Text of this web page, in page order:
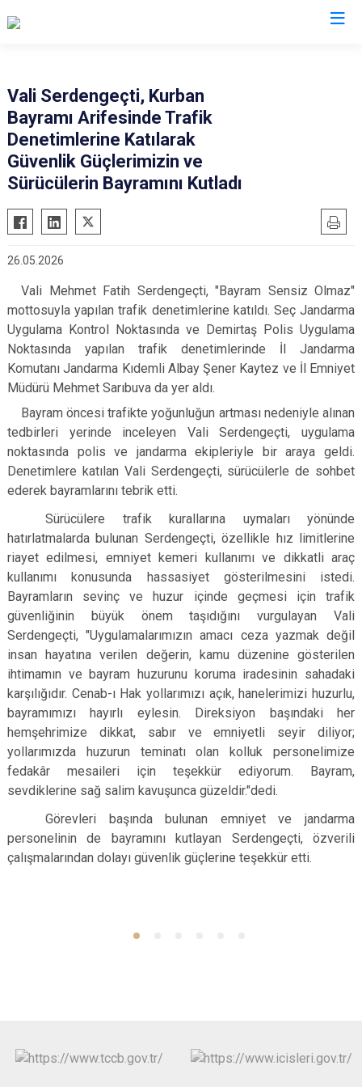
Vali Serdengeçti, Kurban
Bayramı Arifesinde Trafik
Denetimlerine Katılarak
Güvenlik Güçlerimizin ve
Sürücülerin Bayramını Kutladı
26.05.2026
Vali Mehmet Fatih Serdengeçti, "Bayram Sensiz Olmaz"
mottosuyla yapılan trafik denetimlerine katıldı. Seç Jandarma
Uygulama Kontrol Noktasında ve Demirtaş Polis Uygulama
Noktasında yapılan trafik denetimlerinde İl Jandarma
Komutanı Jandarma Kıdemli Albay Şener Kaytez ve İl Emniyet
Müdürü Mehmet Sarıbuva da yer aldı.
Bayram öncesi trafikte yoğunluğun artması nedeniyle alınan
tedbirleri yerinde inceleyen Vali Serdengeçti, uygulama
noktasında polis ve jandarma ekipleriyle bir araya geldi.
Denetimlere katılan Vali Serdengeçti, sürücülerle de sohbet
ederek bayramlarını tebrik etti.
Sürücülere trafik kurallarına uymaları yönünde
hatırlatmalarda bulunan Serdengeçti, özellikle hız limitlerine
riayet edilmesi, emniyet kemeri kullanımı ve dikkatli araç
kullanımı konusunda hassasiyet gösterilmesini istedi.
Bayramların sevinç ve huzur içinde geçmesi için trafik
güvenliğinin büyük önem taşıdığını vurgulayan Vali
Serdengeçti, "Uygulamalarımızın amacı ceza yazmak değil
insan hayatına verilen değerin, kamu düzenine gösterilen
ihtimamın ve bayram huzurunu koruma iradesinin sahadaki
karşılığıdır. Cenab-ı Hak yollarımızı açık, hanelerimizi huzurlu,
bayramımızı hayırlı eylesin. Direksiyon başındaki her
hemşehrimize dikkat, sabır ve emniyetli seyir diliyor;
yollarımızda huzurun teminatı olan kolluk personelimize
fedakâr mesaileri için teşekkür ediyorum. Bayram,
sevdiklerine sağ salim kavuşunca güzeldir."dedi.
Görevleri başında bulunan emniyet ve jandarma
personelinin de bayramını kutlayan Serdengeçti, özverili
çalışmalarından dolayı güvenlik güçlerine teşekkür etti.